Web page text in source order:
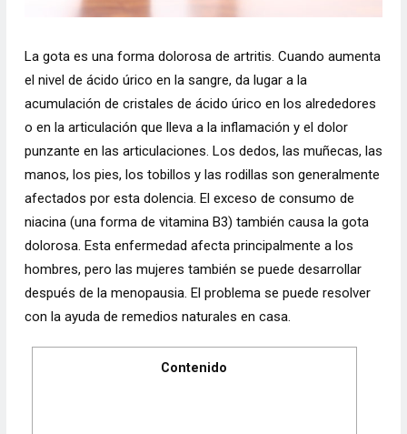
La gota es una forma dolorosa de artritis. Cuando aumenta
el nivel de ácido úrico en la sangre, da lugar a la
acumulación de cristales de ácido úrico en los alrededores
o en la articulación que lleva a la inflamación y el dolor
punzante en las articulaciones. Los dedos, las muñecas, las
manos, los pies, los tobillos y las rodillas son generalmente
afectados por esta dolencia. El exceso de consumo de
niacina (una forma de vitamina B3) también causa la gota
dolorosa. Esta enfermedad afecta principalmente a los
hombres, pero las mujeres también se puede desarrollar
después de la menopausia. El problema se puede resolver
con la ayuda de remedios naturales en casa.
Contenido